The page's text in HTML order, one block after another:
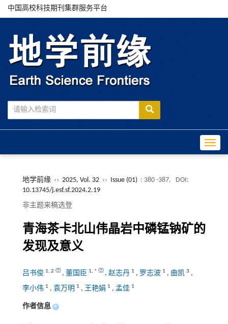
中国高校科技期刊集群服务平台
地学前缘 ›› 2025, Vol. 32 ›› Issue (01) : 380 -387.
DOI:
10.13745/j.esf.sf.2024.2.19
非主题来稿选登
青海茶卡北山伟晶岩中磷锰钠矿的
发现及意义
吕书俊 1, 2 , 董国臣 1, * , 赵志丹 1 , 罗志波 1 , 曲凯 3 ,
李小伟 1 , 袁万明 1 , 王艳娟 1 , 孟佳 1
作者信息 +